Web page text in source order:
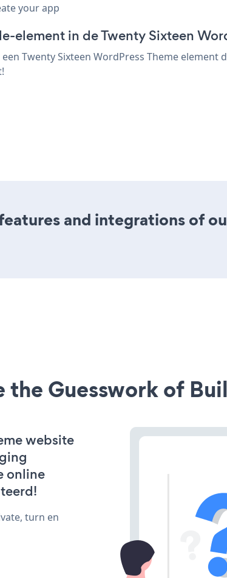
your app
element in de Twenty Sixteen
Twenty Sixteen WordPress Theme
and integrations of
the Guesswork of
website
online
turn en